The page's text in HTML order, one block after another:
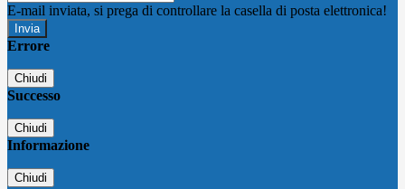
E-mail inviata, si prega di controllare la casella di posta elettronica!
Errore
Chiudi
Successo
Chiudi
Informazione
Chiudi